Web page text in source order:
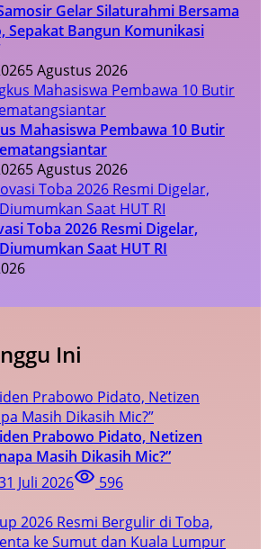
Gelar Silaturahmi Bersama
Sepakat Bangun Komunikasi
5 Agustus 2026
Mahasiswa Pembawa 10 Butir
5 Agustus 2026
Toba 2026 Resmi Digelar,
Saat HUT RI
Ini
Prabowo Pidato, Netizen
Masih Dikasih Mic?”
Juli 2026 596